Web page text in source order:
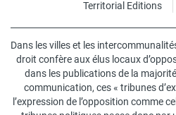
Territorial Editions
Dans les villes et les
droit confère aux élus locaux
dans les publications de la
communication, ces « tribunes
l’expression de l’opposition comme